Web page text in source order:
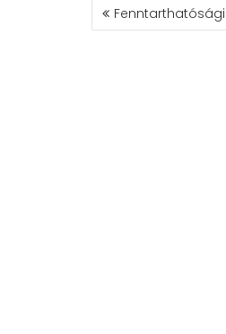
BEJEGYZÉS
NAVIGÁCIÓ